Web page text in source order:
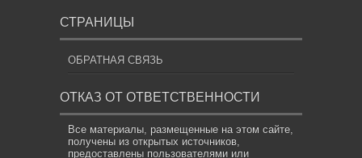
СТРАНИЦЫ
ОБРАТНАЯ СВЯЗЬ
ОТКАЗ ОТ ОТВЕТСТВЕННОСТИ
Все материалы, размещенные на этом сайте,
получены из открытых источников,
предоставлены пользователями или